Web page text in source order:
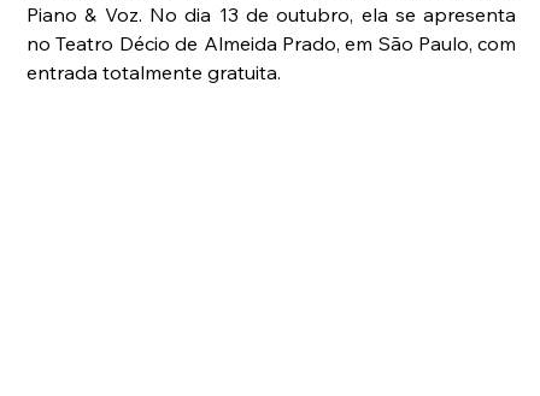
Piano & Voz. No dia 13 de outubro, ela se apresenta
no Teatro Décio de Almeida Prado, em São Paulo, com
entrada totalmente gratuita.